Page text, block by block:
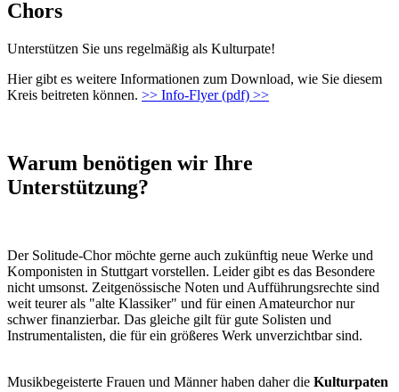
Chors
Unterstützen Sie uns regelmäßig als Kulturpate!
Hier gibt es weitere Informationen zum Download, wie Sie diesem
Kreis beitreten können. >> Info-Flyer (pdf) >>
Warum benötigen wir Ihre
Unterstützung?
Der Solitude-Chor möchte gerne auch zukünftig neue Werke und
Komponisten in Stuttgart vorstellen. Leider gibt es das Besondere
nicht umsonst. Zeitgenössische Noten und Aufführungsrechte sind
weit teurer als "alte Klassiker" und für einen Amateurchor nur
schwer finanzierbar. Das gleiche gilt für gute Solisten und
Instrumentalisten, die für ein größeres Werk unverzichtbar sind.
Musikbegeisterte Frauen und Männer haben daher die Kulturpaten